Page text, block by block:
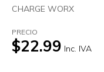
CHARGE WORX
PRECIO
$22.99 Inc. IVA